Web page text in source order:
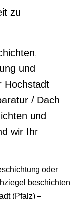
zu
und
Hochstadt
/ Dach
und
wir Ihr
oder
beschichten
(Pfalz) –